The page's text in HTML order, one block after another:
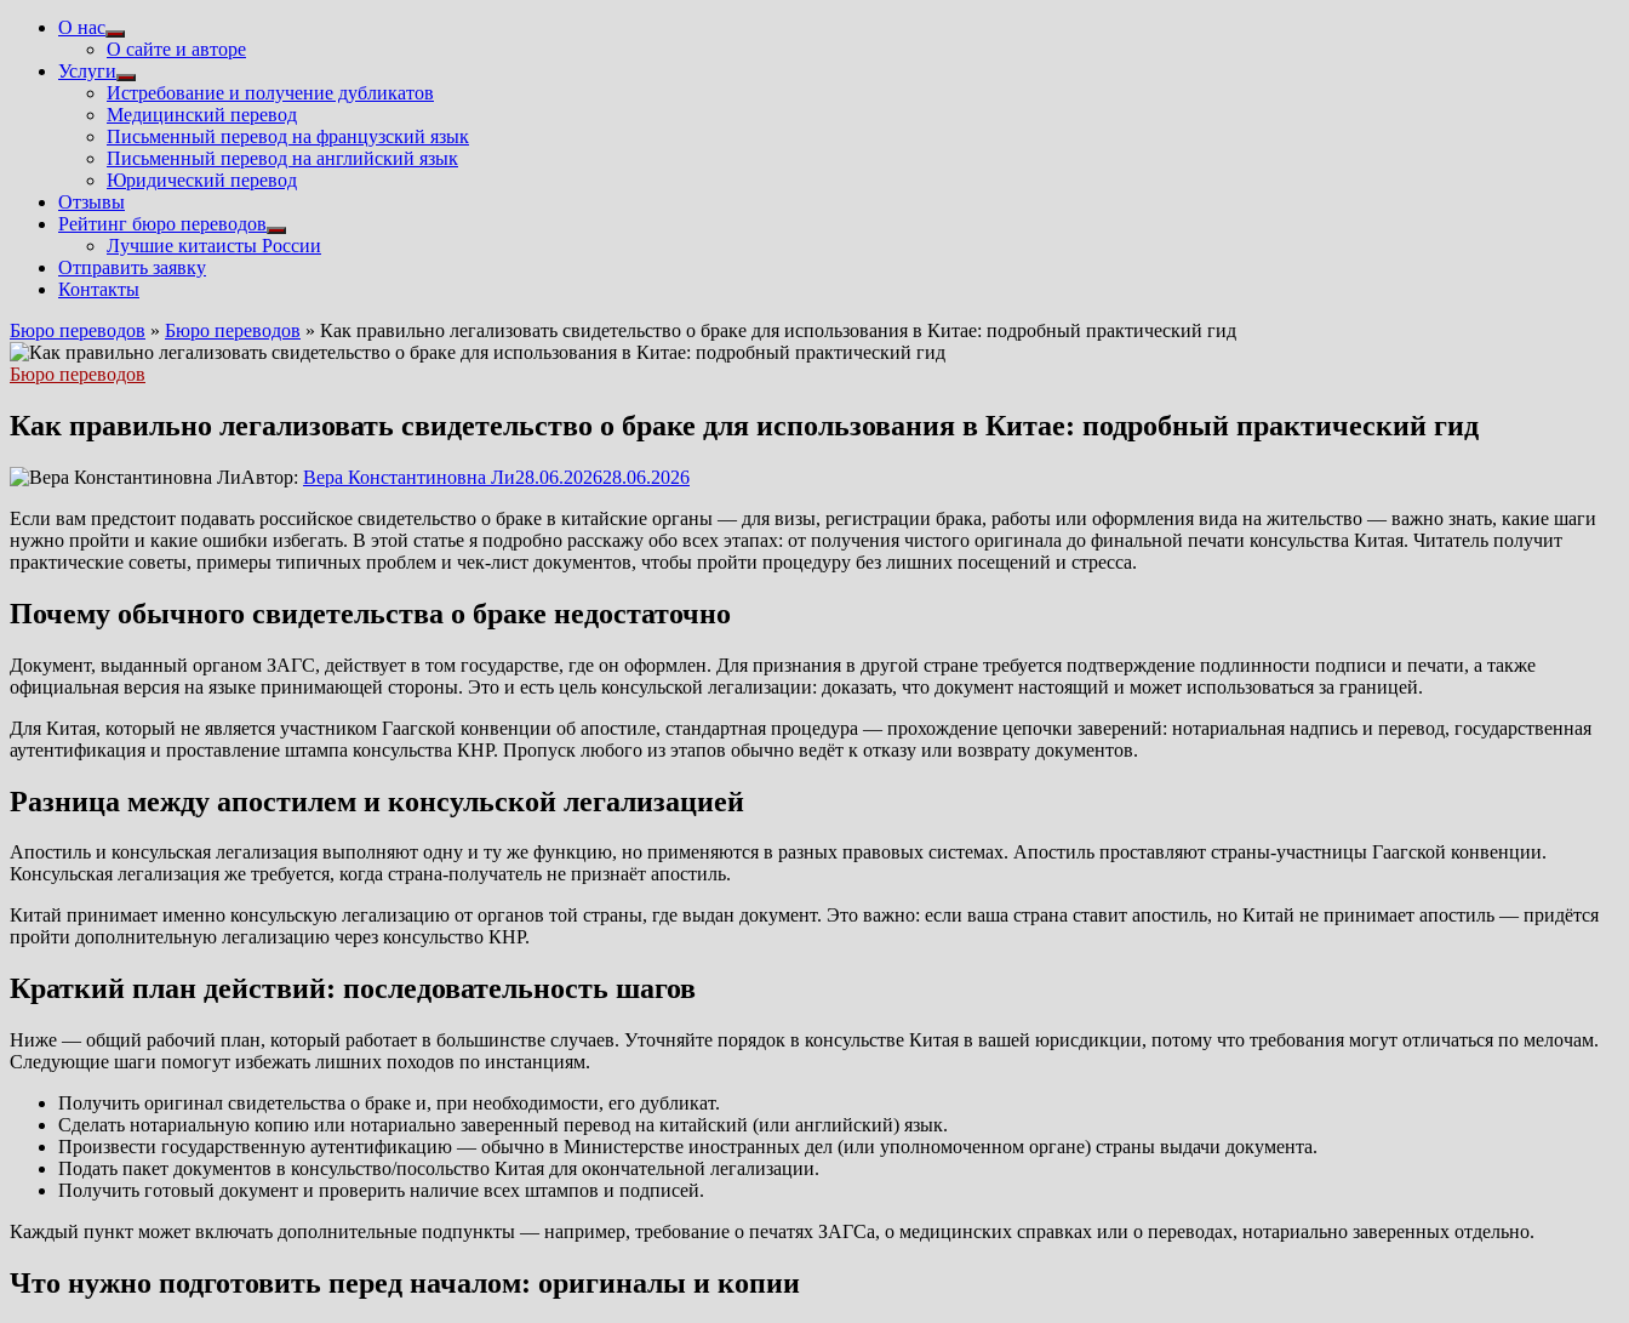
О нас
Показать
подменю
О сайте и авторе
Услуги
Показать
подменю
Истребование и получение дубликатов
Медицинский перевод
Письменный перевод на французский язык
Письменный перевод на английский язык
Юридический перевод
Отзывы
Рейтинг бюро переводов
Показать
подменю
Лучшие китаисты России
Отправить заявку
Контакты
Бюро переводов » Бюро переводов » Как правильно легализовать свидетельство о браке для использования в Китае: подробный практический гид
Бюро переводов
Как правильно легализовать свидетельство о браке для использования в Китае: подробный практический гид
Автор: Вера Константиновна Ли28.06.202628.06.2026
Если вам предстоит подавать российское свидетельство о браке в китайские органы — для визы, регистрации брака, работы или оформления вида на жительство — важно знать, какие шаги
нужно пройти и какие ошибки избегать. В этой статье я подробно расскажу обо всех этапах: от получения чистого оригинала до финальной печати консульства Китая. Читатель получит
практические советы, примеры типичных проблем и чек-лист документов, чтобы пройти процедуру без лишних посещений и стресса.
Почему обычного свидетельства о браке недостаточно
Документ, выданный органом ЗАГС, действует в том государстве, где он оформлен. Для признания в другой стране требуется подтверждение подлинности подписи и печати, а также
официальная версия на языке принимающей стороны. Это и есть цель консульской легализации: доказать, что документ настоящий и может использоваться за границей.
Для Китая, который не является участником Гаагской конвенции об апостиле, стандартная процедура — прохождение цепочки заверений: нотариальная надпись и перевод, государственная
аутентификация и проставление штампа консульства КНР. Пропуск любого из этапов обычно ведёт к отказу или возврату документов.
Разница между апостилем и консульской легализацией
Апостиль и консульская легализация выполняют одну и ту же функцию, но применяются в разных правовых системах. Апостиль проставляют страны-участницы Гаагской конвенции.
Консульская легализация же требуется, когда страна-получатель не признаёт апостиль.
Китай принимает именно консульскую легализацию от органов той страны, где выдан документ. Это важно: если ваша страна ставит апостиль, но Китай не принимает апостиль — придётся
пройти дополнительную легализацию через консульство КНР.
Краткий план действий: последовательность шагов
Ниже — общий рабочий план, который работает в большинстве случаев. Уточняйте порядок в консульстве Китая в вашей юрисдикции, потому что требования могут отличаться по мелочам.
Следующие шаги помогут избежать лишних походов по инстанциям.
Получить оригинал свидетельства о браке и, при необходимости, его дубликат.
Сделать нотариальную копию или нотариально заверенный перевод на китайский (или английский) язык.
Произвести государственную аутентификацию — обычно в Министерстве иностранных дел (или уполномоченном органе) страны выдачи документа.
Подать пакет документов в консульство/посольство Китая для окончательной легализации.
Получить готовый документ и проверить наличие всех штампов и подписей.
Каждый пункт может включать дополнительные подпункты — например, требование о печатях ЗАГСа, о медицинских справках или о переводах, нотариально заверенных отдельно.
Что нужно подготовить перед началом: оригиналы и копии